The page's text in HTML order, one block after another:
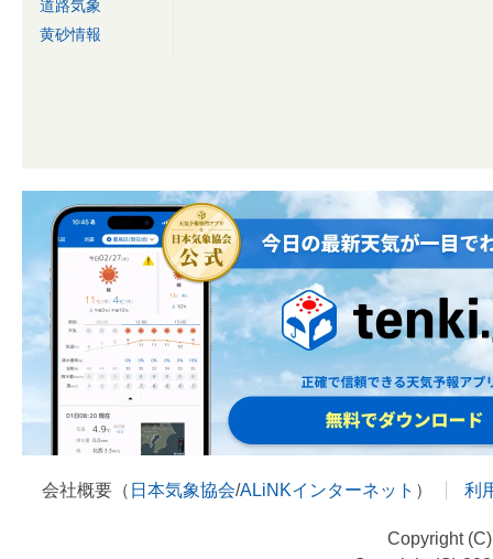
道路気象
黄砂情報
会社概要（ 日本気象協会/ALiNKインターネット ） 利
Copyright